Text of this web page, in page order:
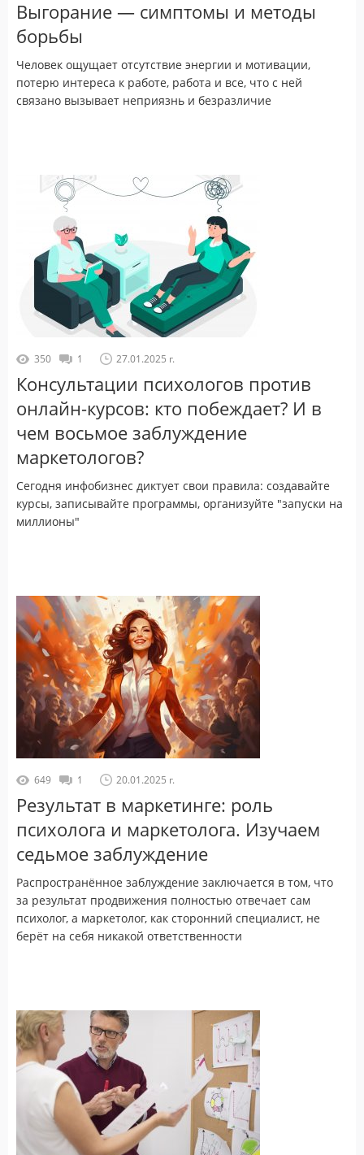
Выгорание — симптомы и методы
борьбы
Человек ощущает отсутствие энергии и мотивации,
потерю интереса к работе, работа и все, что с ней
связано вызывает неприязнь и безразличие
350 1 27.01.2025 г.
Консультации психологов против
онлайн-курсов: кто побеждает? И в
чем восьмое заблуждение
маркетологов?
Сегодня инфобизнес диктует свои правила: создавайте
курсы, записывайте программы, организуйте "запуски на
миллионы"
649 1 20.01.2025 г.
Результат в маркетинге: роль
психолога и маркетолога. Изучаем
седьмое заблуждение
Распространённое заблуждение заключается в том, что
за результат продвижения полностью отвечает сам
психолог, а маркетолог, как сторонний специалист, не
берёт на себя никакой ответственности